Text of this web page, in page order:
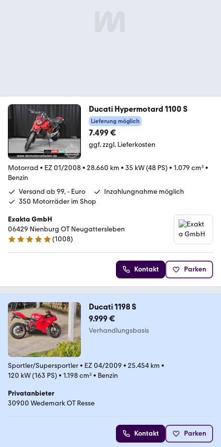
Ducati Hypermotard 1100 S
Lieferung möglich
7.499 €
ggf. zzgl. Lieferkosten
Motorrad • EZ 01/2008• 28.660 km • 35 kW (48 PS) • 1.079 cm³•
Benzin
Versand ab 99, - Euro
Inzahlungnahme möglich
350 Motorräder im Shop
Exakta GmbH
06429 Nienburg OT Neugattersleben
4.8 Sterne
(1008)
Kontakt Parken
Ducati 1198 S
9.999 €
Verhandlungsbasis
Sportler/Supersportler• EZ 04/2009 • 25.454 km •
120 kW (163 PS) • 1.198 cm³• Benzin
Privatanbieter
30900 Wedemark OT Resse
Kontakt Parken